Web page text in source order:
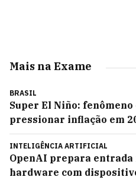
Mais na Exame
BRASIL
Super El Niño:
pressionar inflação em
INTELIGÊNCIA ARTIFICIAL
OpenAI prepara entrada
hardware com